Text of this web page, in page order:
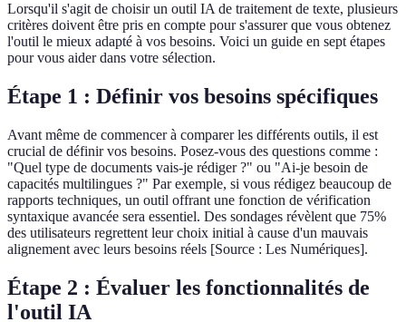
Lorsqu'il s'agit de choisir un outil IA de traitement de texte, plusieurs
critères doivent être pris en compte pour s'assurer que vous obtenez
l'outil le mieux adapté à vos besoins. Voici un guide en sept étapes
pour vous aider dans votre sélection.
Étape 1 : Définir vos besoins spécifiques
Avant même de commencer à comparer les différents outils, il est
crucial de définir vos besoins. Posez-vous des questions comme :
"Quel type de documents vais-je rédiger ?" ou "Ai-je besoin de
capacités multilingues ?" Par exemple, si vous rédigez beaucoup de
rapports techniques, un outil offrant une fonction de vérification
syntaxique avancée sera essentiel. Des sondages révèlent que 75%
des utilisateurs regrettent leur choix initial à cause d'un mauvais
alignement avec leurs besoins réels [Source : Les Numériques].
Étape 2 : Évaluer les fonctionnalités de
l'outil IA